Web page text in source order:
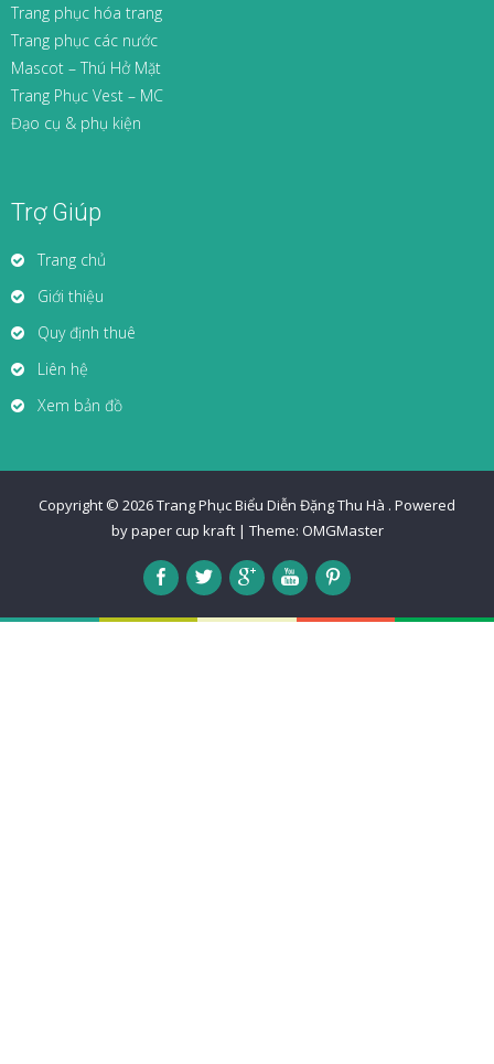
Trang phục hóa trang
Trang phục các nước
Mascot – Thú Hở Mặt
Trang Phục Vest – MC
Đạo cụ & phụ kiện
Trợ Giúp
Trang chủ
Giới thiệu
Quy định thuê
Liên hệ
Xem bản đồ
Copyright © 2026Trang Phục Biểu Diễn Đặng Thu Hà . Powered
by paper cup kraft | Theme: OMGMaster